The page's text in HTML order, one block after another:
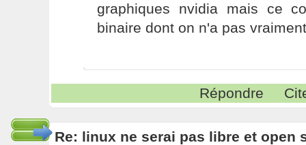
graphiques nvidia mais ce
binaire dont on n'a pas
Répondre
Re: linux ne serai pas libre et open